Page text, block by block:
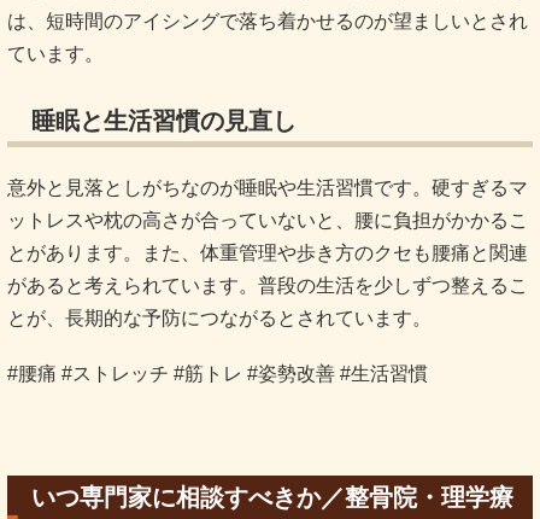
は、短時間のアイシングで落ち着かせるのが望ましいとされ
ています。
睡眠と生活習慣の見直し
意外と見落としがちなのが睡眠や生活習慣です。硬すぎるマ
ットレスや枕の高さが合っていないと、腰に負担がかかるこ
とがあります。また、体重管理や歩き方のクセも腰痛と関連
があると考えられています。普段の生活を少しずつ整えるこ
とが、長期的な予防につながるとされています。
#腰痛 #ストレッチ #筋トレ #姿勢改善 #生活習慣
いつ専門家に相談すべきか／整骨院・理学療